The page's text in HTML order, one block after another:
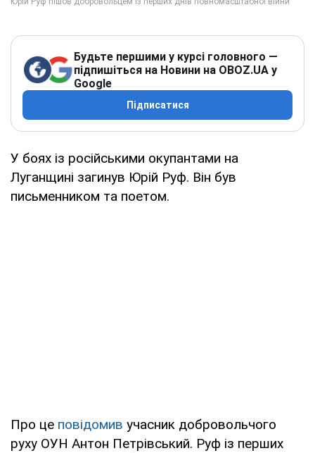
Будьте першими у курсі головного —
підпишіться на Новини на OBOZ.UA у
Google
Підписатися
У боях із російськими окупантами на
Луганщині загинув Юрій Руф. Він був
письменником та поетом.
Про це повідомив учасник добровольчого
руху ОУН Антон Петрівський. Руф із перших